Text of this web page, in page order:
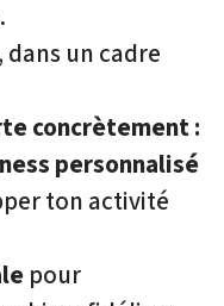
un cadre
concrètement :
personnalisé
ton activité
pour